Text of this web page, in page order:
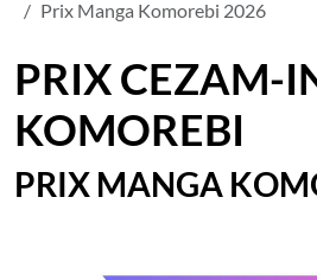
Prix Manga Komorebi 2026
PRIX CEZAM-
KOMOREBI
PRIX MANGA